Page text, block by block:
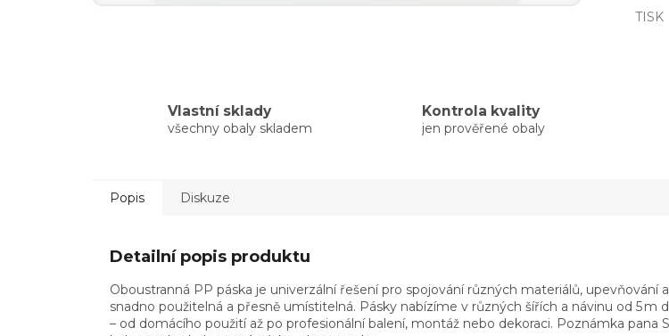
TISK
Vlastní sklady
všechny obaly skladem
Kontrola kvality
jen prověřené obaly
Popis Diskuze
Detailní popis produktu
Oboustranná PP páska je univerzální řešení pro spojování různých materiálů,
snadno použitelná a přesně umístitelná. Pásky nabízíme v různých šířích a návinu od 5
– od domácího použití až po profesionální balení, montáž nebo dekoraci. Poznámka